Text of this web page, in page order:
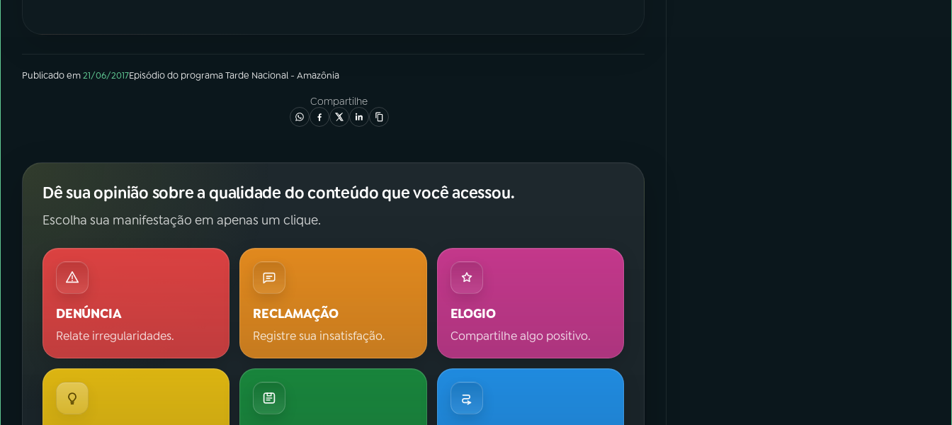
Publicado em21/06/2017Episódiodo programaTarde Nacional - Amazônia
Compartilhe
Dê sua opinião sobre a qualidade do conteúdo que você acessou.
Escolha sua manifestação em apenas um clique.
DENÚNCIA
Relate irregularidades.
RECLAMAÇÃO
Registre sua insatisfação.
ELOGIO
Compartilhe algo positivo.